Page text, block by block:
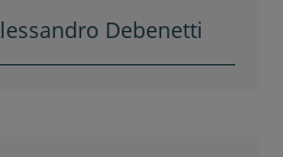
Debenetti